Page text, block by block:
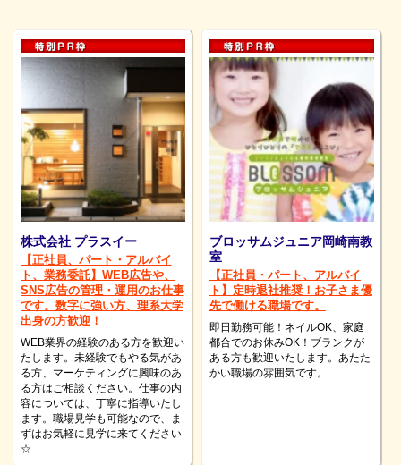
株式会社 プラスイー
【正社員、パート・アルバイ
ト、業務委託】WEB広告や、
SNS広告の管理・運用のお仕事
です。数字に強い方、理系大学
出身の方歓迎！
WEB業界の経験のある方を歓迎い
たします。未経験でもやる気があ
る方、マーケティングに興味のあ
る方はご相談ください。仕事の内
容については、丁寧に指導いたし
ます。職場見学も可能なので、ま
ずはお気軽に見学に来てください
☆
ブロッサムジュニア岡崎南教
室
【正社員・パート、アルバイ
ト】定時退社推奨！お子さま優
先で働ける職場です。
即日勤務可能！ネイルOK、家庭
都合でのお休みOK！ブランクが
ある方も歓迎いたします。あたた
かい職場の雰囲気です。